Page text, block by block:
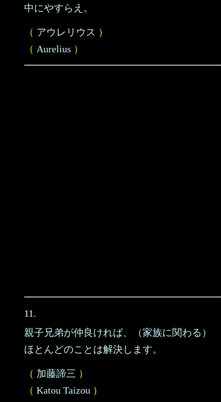
中にやすらえ。
（ アウレリウス ）
（ Aurelius ）
11.
親子兄弟が仲良ければ、（家族に関わる）
ほとんどのことは解決します。
（ 加藤諦三 ）
（ Katou Taizou ）